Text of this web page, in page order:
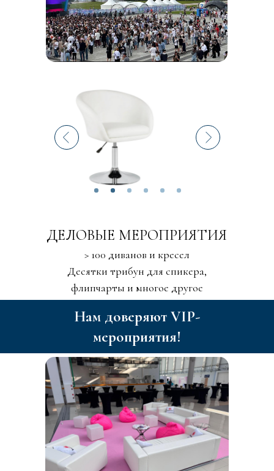
ДЕЛОВЫЕ МЕРОПРИЯТИЯ
> 100 диванов и кресел
Десятки трибун для спикера,
флипчарты и многое другое
Нам доверяют VIP-
мероприятия!